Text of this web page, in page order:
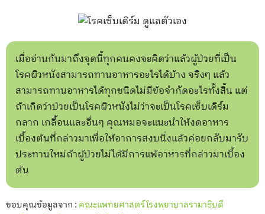
เมื่ออ่านกันมาถึงจุดนี้ทุกคนคงจะคิดว่าแล้วผู้ป่วยที่เป็น
โรคผิวหนังสามารถทานอาหารอะไรได้บ้าง จริงๆ แล้ว
สามารถทานอาหารได้ทุกชนิดไม่มีข้อจำกัดอะไรทั้งสิ้น แต่
ถ้าเกิดว่าป่วยเป็นโรคผิวหนังไม่ว่าจะเป็นโรคเซ็บเดิร์ม
กลาก เกลื้อนและอื่นๆ คุณหมอจะแนะนำให้งดอาหาร
เบื้องต้นที่กล่าวมาเพื่อให้อาการสงบนิ่งแล้วค่อยกลับมารับ
ประทานใหม่ถ้าผู้ป่วยไม่ได้มีการแพ้อาหารที่กล่าวมาเบื้อง
ต้น
ขอบคุณข้อมูลจาก : คณะแพทยศาสตร์โรงพยาบาลรามาธิบดี